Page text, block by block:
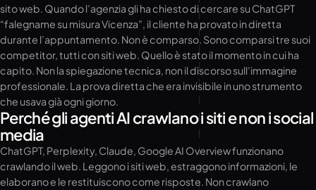
sito web. Quando l’agenzia gli ha chiesto di cercare su ChatGPT
“falegname su misura Vicenza”, il cliente ha provato in diretta
durante l’appuntamento. Non è comparso. Sono comparsi tre suoi
competitor, tutti con siti web. Quello è stato il momento in cui ha
capito. Non la spiegazione tecnica, non il discorso sull’immagine
professionale. La prova diretta che era invisibile in uno strumento
che usava già ogni giorno.
Perché gli agenti AI crawlano i siti e non i social
media
ChatGPT, Perplexity, Claude, Google AI Overview funzionano
crawlando il web. Leggono i siti web, estraggono informazioni, le
elaborano e le restituiscono come risposte. Non crawlano